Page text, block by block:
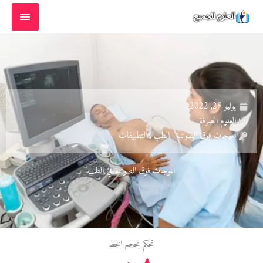
القائمة
الرئيسية
يوليو 29, 2022
العلوم الصرفة
الموجات فوق الصوتية , الطب , التطبيقات
الموجات فوق الصوتية في الطب
تحكم بحجم الخط